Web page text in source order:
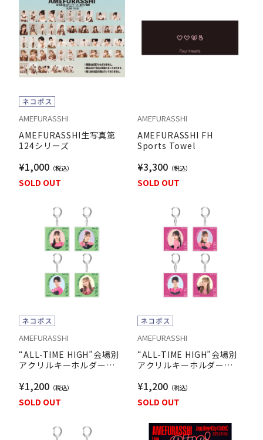
SOLD OUT
AMEFURASSHI
AMEFURASSHI生写真第
124シリーズ
¥1,000
SOLD OUT
AMEFURASSHI
AMEFURASSHI FH
Sports Towel
¥3,300
SOLD OUT
AMEFURASSHI
“ALL-TIME HIGH”会場別
アクリルキーホルダー
¥1,200
SOLD OUT
AMEFURASSHI
“ALL-TIME HIGH”会場別
アクリルキーホルダー
¥1,200